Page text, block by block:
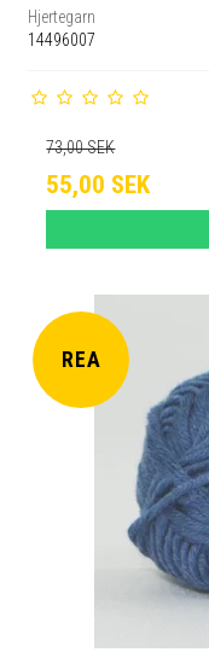
Hjertegarn
14496007
73,00 SEK
55,00 SEK
REA